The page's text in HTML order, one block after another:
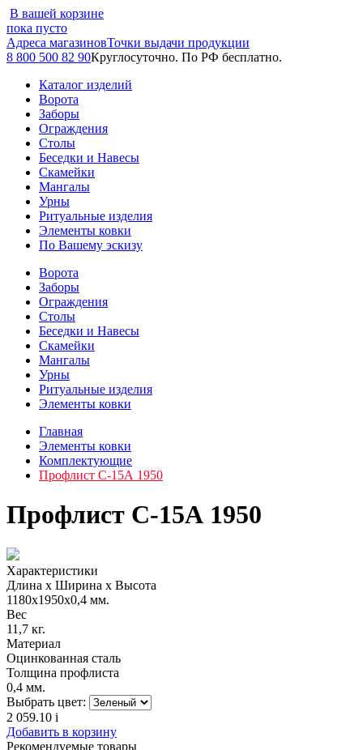
В вашей корзине
пока пусто
Адреса магазиновТочки выдачи продукции
8 800 500 82 90Круглосуточно. По РФ бесплатно.
Каталог изделий
Ворота
Заборы
Ограждения
Столы
Беседки и Навесы
Скамейки
Мангалы
Урны
Ритуальные изделия
Элементы ковки
По Вашему эскизу
Ворота
Заборы
Ограждения
Столы
Беседки и Навесы
Скамейки
Мангалы
Урны
Ритуальные изделия
Элементы ковки
Главная
Элементы ковки
Комплектующие
Профлист С-15А 1950
Профлист С-15А 1950
Характеристики
Длина х Ширина х Высота
1180х1950х0,4 мм.
Вес
11,7 кг.
Материал
Оцинкованная сталь
Толщина профлиста
0,4 мм.
Выбрать цвет:
2 059.10 i
Добавить в корзину
Рекомендуемые товары